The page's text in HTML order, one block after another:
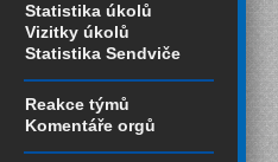
Statistika úkolů
Vizitky úkolů
Statistika Sendviče
Reakce týmů
Komentáře orgů